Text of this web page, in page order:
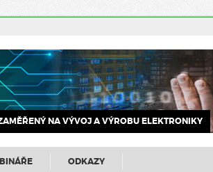
NA VÝVOJ A VÝROBU ELEKTRONIKY
ODKAZY